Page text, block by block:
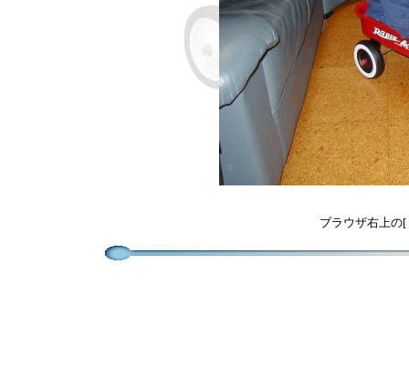
ブラウザ右上の